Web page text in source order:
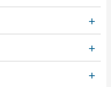
+
+
+